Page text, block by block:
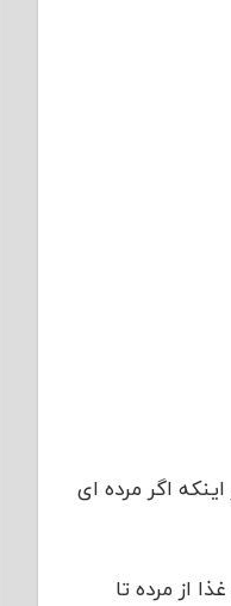
اگر مرده ای
از مرده تا